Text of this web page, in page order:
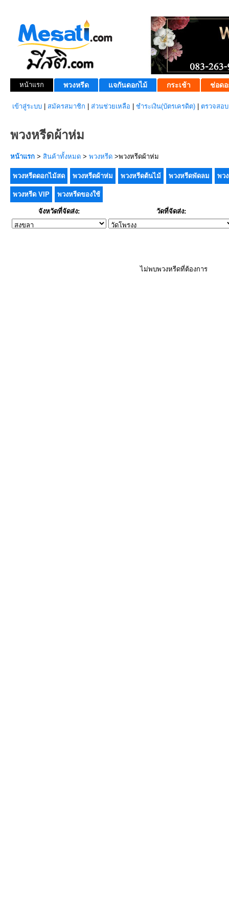
หน้าแรก พวงหรีด แจกันดอกไม้ กระเช้า ช่อดอ
เข้าสู่ระบบ สมัครสมาชิก ส่วนช่วยเหลือ ชำระเงิน(บัตรเครดิต) ตรวจสอ
พวงหรีดผ้าห่ม
หน้าแรก > สินค้าทั้งหมด > พวงหรีด >พวงหรีดผ้าห่ม
พวงหรีดดอกไม้สด พวงหรีดผ้าห่ม พวงหรีดต้นไม้ พวงหรีดพัดลม พว
พวงหรีด VIP พวงหรีดของใช้
จังหวัดที่จัดส่ง: วัดที่จัดส่ง:
ไม่พบพวงหรีดที่ต้องการ